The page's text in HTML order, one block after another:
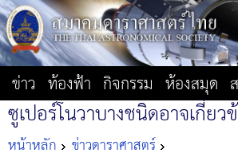
ข่าว ท้องฟ้า กิจกรรม ห้องสมุด
ซูเปอร์โนวาบางชนิดอาจเกี่ยว
หน้าหลัก ข่าวดาราศาสตร์